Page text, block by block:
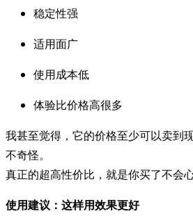
稳定性强
适用面广
使用成本低
体验比价格高很多
我甚至觉得，它的价格至少可以卖到
不奇怪。
真正的超高性价比，就是你买了不会
使用建议：这样用效果更好